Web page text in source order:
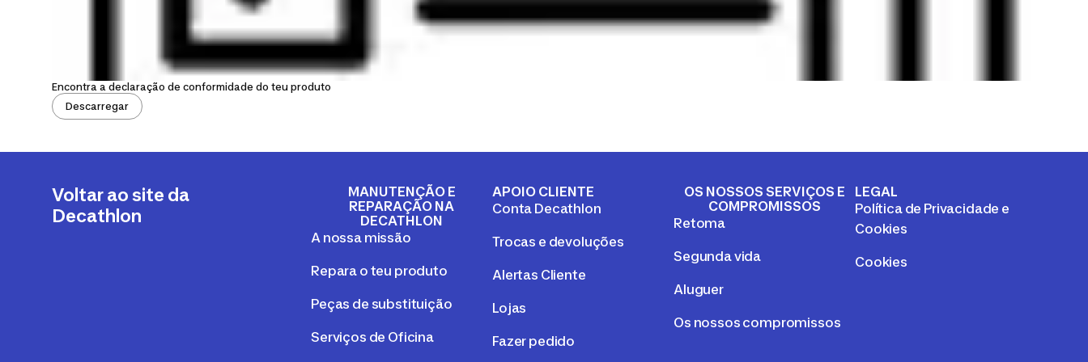
Encontra a declaração de conformidade do teu produto
Descarregar
Voltar ao site da
Decathlon
MANUTENÇÃO E
REPARAÇÃO NA
DECATHLON
A nossa missão
Repara o teu produto
Peças de substituição
Serviços de Oficina
APOIO CLIENTE
Conta Decathlon
Trocas e devoluções
Alertas Cliente
Lojas
Fazer pedido
OS NOSSOS SERVIÇOS E
COMPROMISSOS
Retoma
Segunda vida
Aluguer
Os nossos compromissos
LEGAL
Política de Privacidade e
Cookies
Cookies